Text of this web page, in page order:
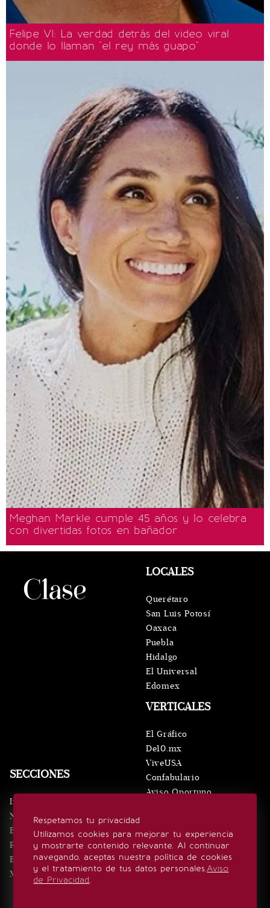
Felipe VI: La verdad detrás del video viral
donde lo llaman "el rey más guapo"
Meghan Markle cumple 45 años y lo celebra
con divertidas fotos en bañador
Respetamos tu privacidad
Utilizamos cookies para mejorar tu experiencia
y mostrarte contenido relevante. Al continuar
navegando, aceptas nuestra política de cookies
y el tratamiento de tus datos personales.Aviso
de Privacidad.
SECCIONES
Inicio
Noticias
Eventos
Realeza
Estilo de vida
Minuto x Minuto
VERTICALES
El Gráfico
De10.mx
ViveUSA
Confabulario
Aviso Oportuno
LOCALES
Querétaro
San Luis Potosí
Oaxaca
Puebla
Hidalgo
El Universal
Edomex
SÍGUENOS